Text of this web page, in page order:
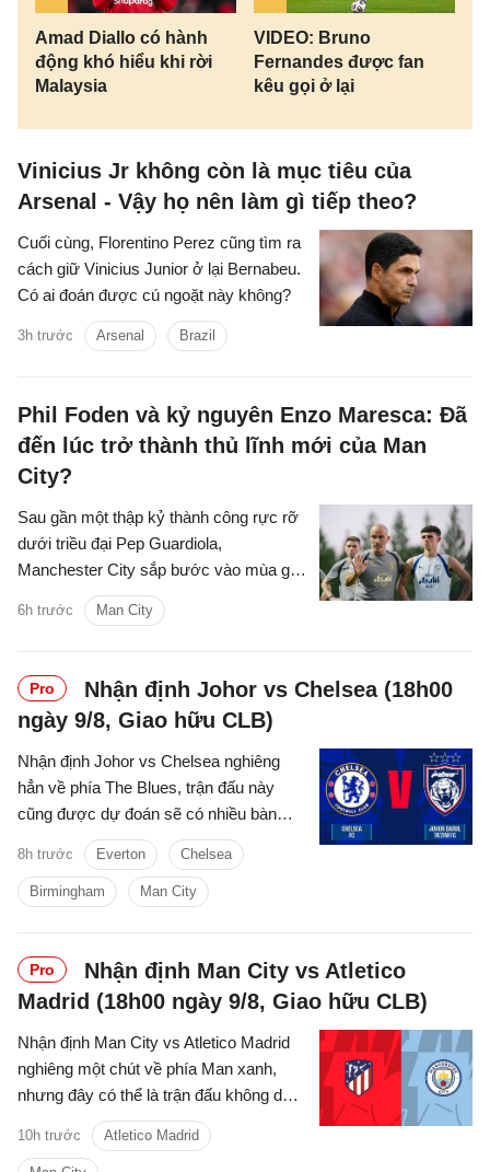
Amad Diallo có hành
động khó hiểu khi rời
Malaysia
VIDEO: Bruno
Fernandes được fan
kêu gọi ở lại
Vinicius Jr không còn là mục tiêu của
Arsenal - Vậy họ nên làm gì tiếp theo?
Cuối cùng, Florentino Perez cũng tìm ra
cách giữ Vinicius Junior ở lại Bernabeu.
Có ai đoán được cú ngoặt này không?
3h trước Arsenal Brazil
Phil Foden và kỷ nguyên Enzo Maresca: Đã
đến lúc trở thành thủ lĩnh mới của Man
City?
Sau gần một thập kỷ thành công rực rỡ
dưới triều đại Pep Guardiola,
Manchester City sắp bước vào mùa giải
2026/2027 với sự thay đổi mang tính
bước ngoặt trên băng ghế chỉ đạo.
6h trước Man City
Pro
Nhận định Johor vs Chelsea (18h00
ngày 9/8, Giao hữu CLB)
Nhận định Johor vs Chelsea nghiêng
hẳn về phía The Blues, trận đấu này
cũng được dự đoán sẽ có nhiều bàn
thắng được ghi.
8h trước Everton Chelsea
Birmingham Man City
Pro
Nhận định Man City vs Atletico
Madrid (18h00 ngày 9/8, Giao hữu CLB)
Nhận định Man City vs Atletico Madrid
nghiêng một chút về phía Man xanh,
nhưng đây có thể là trận đấu không dễ
dàng với thầy trò Enzo Maresca.
10h trước Atletico Madrid